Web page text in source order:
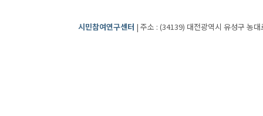
시민참여연구센터 | 주소 : (34139) 대전광역시 유성구 농